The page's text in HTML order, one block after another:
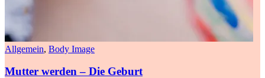
Allgemein, Body Image
Mutter werden – Die Geburt